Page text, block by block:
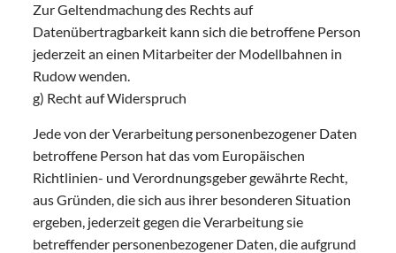
Zur Geltendmachung des Rechts auf
Datenübertragbarkeit kann sich die betroffene Person
jederzeit an einen Mitarbeiter der Modellbahnen in
Rudow wenden.
g) Recht auf Widerspruch
Jede von der Verarbeitung personenbezogener Daten
betroffene Person hat das vom Europäischen
Richtlinien- und Verordnungsgeber gewährte Recht,
aus Gründen, die sich aus ihrer besonderen Situation
ergeben, jederzeit gegen die Verarbeitung sie
betreffender personenbezogener Daten, die aufgrund